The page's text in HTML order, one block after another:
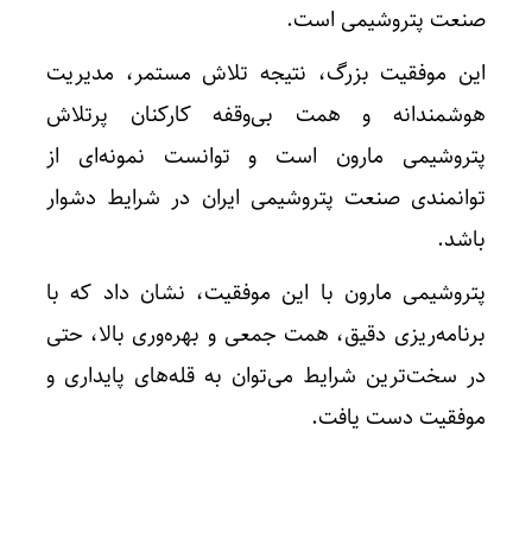
صنعت پتروشیمی است.
این موفقیت بزرگ، نتیجه تلاش مستمر، مدیریت
هوشمندانه و همت بی‌وقفه کارکنان پرتلاش
پتروشیمی مارون است و توانست نمونه‌ای از
توانمندی صنعت پتروشیمی ایران در شرایط دشوار
باشد.
پتروشیمی مارون با این موفقیت، نشان داد که با
برنامه‌ریزی دقیق، همت جمعی و بهره‌وری بالا، حتی
در سخت‌ترین شرایط می‌توان به قله‌های پایداری و
موفقیت دست یافت.